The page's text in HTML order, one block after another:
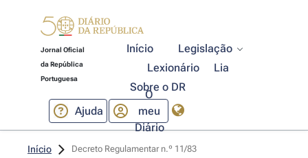
Jornal Oficial
da República
Portuguesa
Início
Legislação
Lexionário
Lia
Sobre o DR
Ajuda
O
meu
Diário
Início Decreto Regulamentar n.º 11/83